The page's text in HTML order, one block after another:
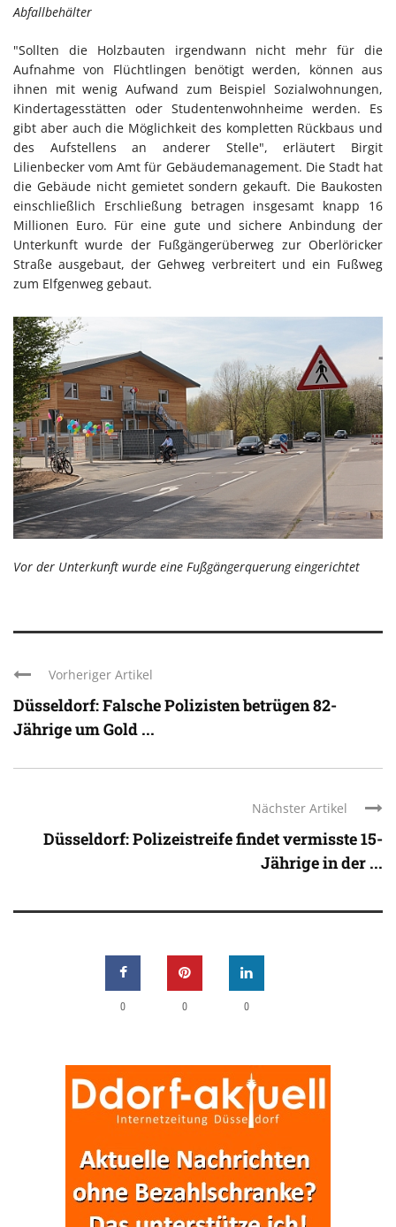
Abfallbehälter
"Sollten die Holzbauten irgendwann nicht mehr für die
Aufnahme von Flüchtlingen benötigt werden, können aus
ihnen mit wenig Aufwand zum Beispiel Sozialwohnungen,
Kindertagesstätten oder Studentenwohnheime werden. Es
gibt aber auch die Möglichkeit des kompletten Rückbaus und
des Aufstellens an anderer Stelle", erläutert Birgit
Lilienbecker vom Amt für Gebäudemanagement. Die Stadt hat
die Gebäude nicht gemietet sondern gekauft. Die Baukosten
einschließlich Erschließung betragen insgesamt knapp 16
Millionen Euro. Für eine gute und sichere Anbindung der
Unterkunft wurde der Fußgängerüberweg zur Oberlöricker
Straße ausgebaut, der Gehweg verbreitert und ein Fußweg
zum Elfgenweg gebaut.
Vor der Unterkunft wurde eine Fußgängerquerung eingerichtet
Vorheriger Artikel
Düsseldorf: Falsche Polizisten betrügen 82-
Jährige um Gold ...
Nächster Artikel
Düsseldorf: Polizeistreife findet vermisste 15-
Jährige in der ...
0 0 0